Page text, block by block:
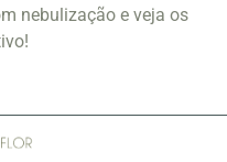
nebulização e veja os